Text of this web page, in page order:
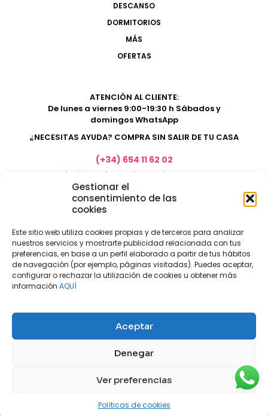
Gestionar el
consentimiento de las
cookies
Este sitio web utiliza cookies propias y de terceros para analizar
nuestros servicios y mostrarte publicidad relacionada con tus
preferencias, en base a un perfil elaborado a partir de tus hábitos
de navegación (por ejemplo, páginas visitadas). Puedes aceptar,
configurar o rechazar la utilización de cookies u obtener más
información AQUÍ
Aceptar
Denegar
Ver preferencias
Políticas de cookies
DESCANSO
DORMITORIOS
MÁS
OFERTAS
ATENCIÓN AL CLIENTE:
De lunes a viernes 9:00-19:30 h Sábados y
domingos WhatsApp
¿NECESITAS AYUDA? COMPRA SIN SALIR DE TU CASA
(+34) 654 11 62 02
marketing@electrodomesticosacosta.es
Tienda de muebles en Fuengirola
Tienda de muebles en Torremolinos
Tienda de muebles en Benalmádena
Tienda de muebles en el Rincón de la Victoria
Tienda de electrodomésticos en Málaga
Tienda de muebles en Cártama
Nuestras tiendas físicas
Política de privacidad
Políticas de cookies